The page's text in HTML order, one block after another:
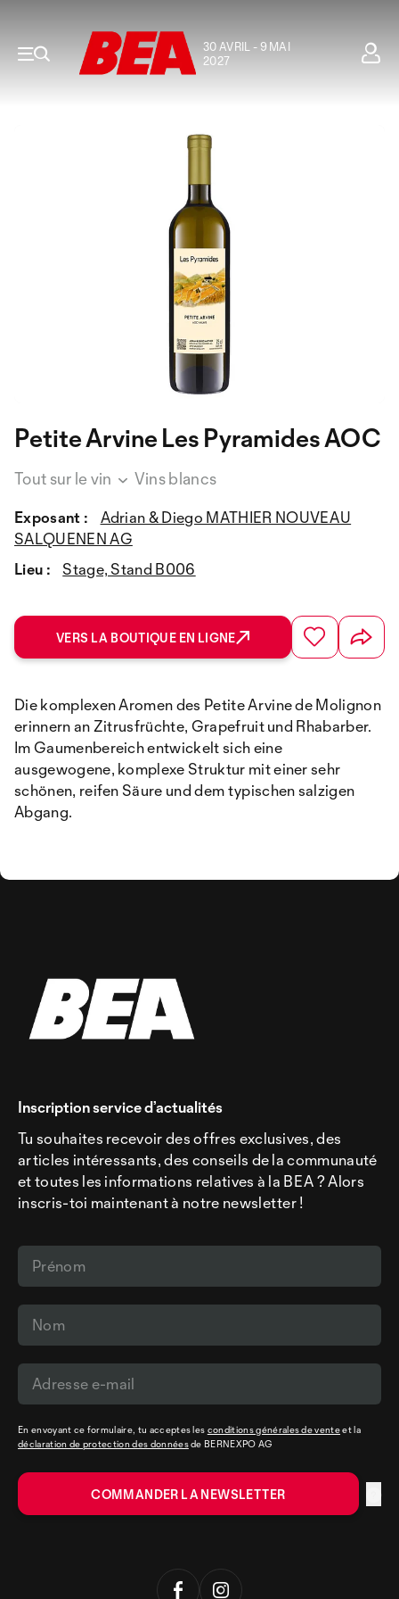
30 AVRIL - 9 MAI
2027
Petite Arvine Les Pyramides AOC
Tout sur le vin Vins blancs
Exposant :
Adrian & Diego MATHIER NOUVEAU
SALQUENEN AG
Lieu :
Stage, Stand B006
VERS LA BOUTIQUE EN LIGNE
Die komplexen Aromen des Petite Arvine de Molignon
erinnern an Zitrusfrüchte, Grapefruit und Rhabarber.
Im Gaumenbereich entwickelt sich eine
ausgewogene, komplexe Struktur mit einer sehr
schönen, reifen Säure und dem typischen salzigen
Abgang.
Inscription service d’actualités
Tu souhaites recevoir des offres exclusives, des
articles intéressants, des conseils de la communauté
et toutes les informations relatives à la BEA ? Alors
inscris-toi maintenant à notre newsletter !
En envoyant ce formulaire, tu acceptes les conditions générales de venteet la
déclaration de protection des donnéesde BERNEXPO AG